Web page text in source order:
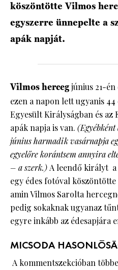
köszöntötte Vilmos
egyszerre ünnepelte a
apák napját.
Vilmos hercegjúnius 21-
ezen a napon lett ugyanis 44
Egyesült Királyságban és az
apák napja is van. (Egyébként
június harmadik vasárnapja
egyelőre korántsem annyira
– a szerk.)A leendő királyt a
egy édes fotóval
amin Vilmos Sarolta
pedig sokaknak ugyanaz
egyre inkább az édesapjára
MICSODA
A kommentszekcióban